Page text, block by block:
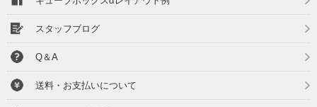
スタッフブログ
Q＆A
送料・お支払いについて